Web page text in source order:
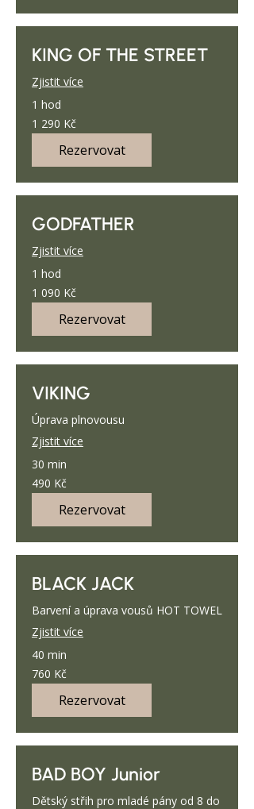
KING OF THE STREET
Zjistit více
1 hod
1 290
českých
korun
1 290 Kč
Rezervovat
GODFATHER
Zjistit více
1 hod
1 090
českých
korun
1 090 Kč
Rezervovat
VIKING
Úprava plnovousu
Zjistit více
30 min
490
českých
korun
490 Kč
Rezervovat
BLACK JACK
Barvení a úprava vousů HOT TOWEL
Zjistit více
40 min
760
českých
korun
760 Kč
Rezervovat
BAD BOY Junior
Dětský střih pro mladé pány od 8 do